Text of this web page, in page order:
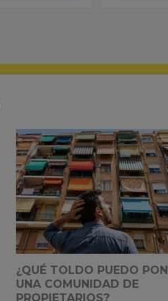
¿QUÉ TOLDO PUEDO
UNA COMUNIDAD DE
PROPIETARIOS?